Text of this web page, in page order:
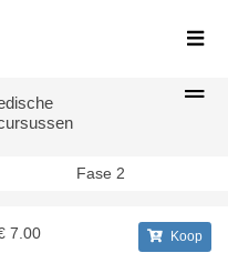
Fase 2
7.00 Koop